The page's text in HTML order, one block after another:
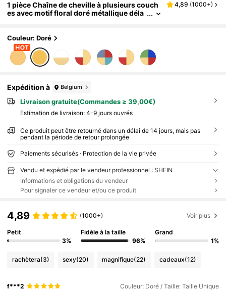
1 pièce Chaîne de cheville à plusieurs couch
es avec motif floral doré métallique déla
fête des femmes. Cadeau (éviter le contact a
vec l'eau)
4,89 (1000+)
Couleur: Doré
Expédition à Belgium
Livraison gratuite(Commandes ≥ 39,00€)
Estimation de livraison: 4-9 jours ouvrés
Ce produit peut être retourné dans un délai de 14 jours, mais pas
pendant la période de retour prolongée
Paiements sécurisés · Protection de la vie privée
Vendu et expédié par le vendeur professionnel : SHEIN
Informations et obligations du vendeur
Pour signaler ce vendeur et/ou ce produit
4,89 (1000+) Voir plus
Petit
3%
Fidèle à la taille
96%
Grand
1%
rachètera(3) sexy(20) magnifique(22) cadeaux(12)
f***2 Couleur: Doré / Taille: Taille Unique